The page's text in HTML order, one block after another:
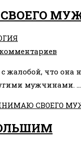
что она
мужчинами. …
СВОЕГО